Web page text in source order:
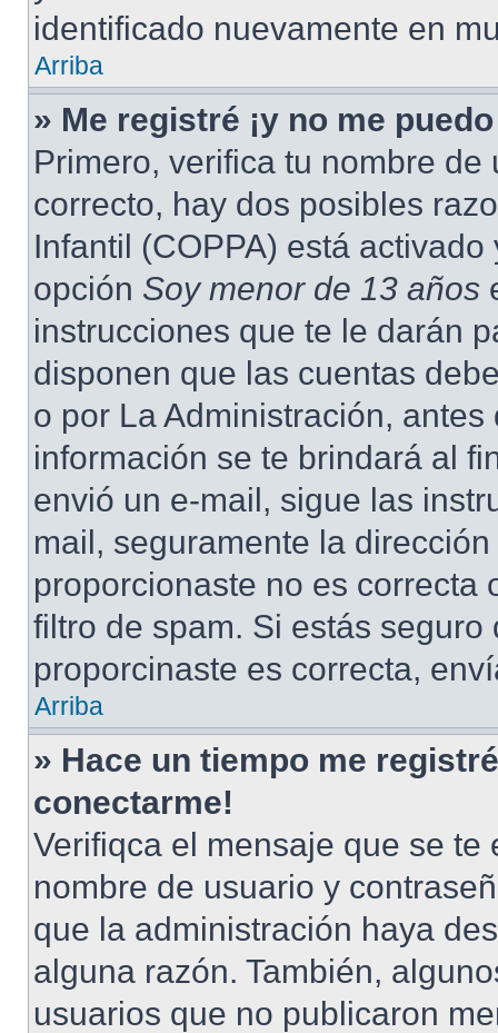
identificado nuevamente en
Arriba
» Me registré ¡y no me
Primero, verifica tu nombre
correcto, hay dos posibles
Infantil (COPPA) está
opción Soy menor de 13 años
instrucciones que te le darán
disponen que las cuentas
o por La Administración,
información se te brindará al
envió un e-mail, sigue las
mail, seguramente la
proporcionaste no es correcta
filtro de spam. Si estás
proporcinaste es correcta,
Arriba
» Hace un tiempo me
conectarme!
Verifiqca el mensaje que se
nombre de usuario y
que la administración haya
alguna razón. También,
usuarios que no publicaron